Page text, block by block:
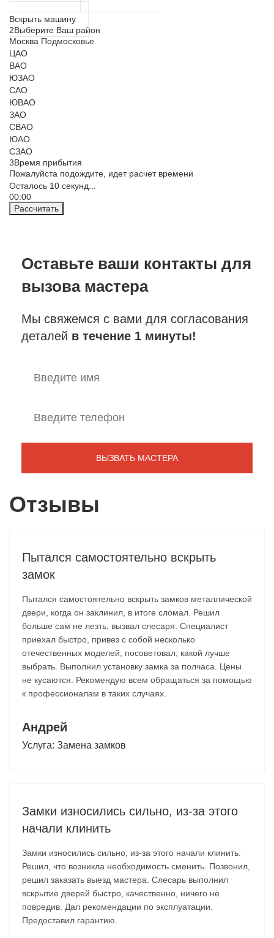
Вскрыть машину
2Выберите Ваш район
Москва Подмосковье
ЦАО
ВАО
ЮЗАО
САО
ЮВАО
ЗАО
СВАО
ЮАО
СЗАО
3Время прибытия
Пожалуйста подождите, идет расчет времени
Осталось 10 секунд...
00:00
Рассчитать
Отзывы
Пытался самостоятельно вскрыть
замок
Пытался самостоятельно вскрыть замков металлической
двери, когда он заклинил, в итоге сломал. Решил
больше сам не лезть, вызвал слесаря. Специалист
приехал быстро, привез с собой несколько
отечественных моделей, посоветовал, какой лучше
выбрать. Выполнил установку замка за полчаса. Цены
не кусаются. Рекомендую всем обращаться за помощью
к профессионалам в таких случаях.
Андрей
Услуга: Замена замков
Замки износились сильно, из-за этого
начали клинить
Замки износились сильно, из-за этого начали клинить.
Решил, что возникла необходимость сменить. Позвонил,
решил заказать выезд мастера. Слесарь выполнил
вскрытие дверей быстро, качественно, ничего не
повредив. Дал рекомендации по эксплуатации.
Предоставил гарантию.
Оставьте ваши контакты для
вызова мастера
Мы свяжемся с вами для согласования
деталей в течение 1 минуты!